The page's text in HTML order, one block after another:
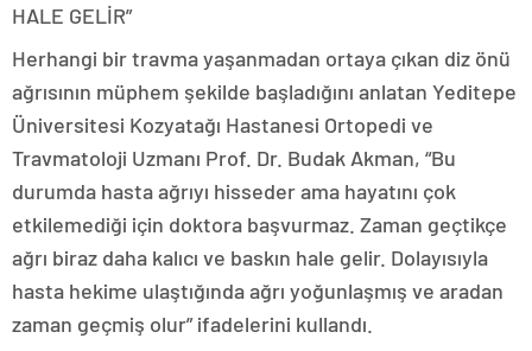
HALE GELİR”
Herhangi bir travma yaşanmadan ortaya çıkan diz önü
ağrısının müphem şekilde başladığını anlatan Yeditepe
Üniversitesi Kozyatağı Hastanesi Ortopedi ve
Travmatoloji Uzmanı Prof. Dr. Budak Akman, “Bu
durumda hasta ağrıyı hisseder ama hayatını çok
etkilemediği için doktora başvurmaz. Zaman geçtikçe
ağrı biraz daha kalıcı ve baskın hale gelir. Dolayısıyla
hasta hekime ulaştığında ağrı yoğunlaşmış ve aradan
zaman geçmiş olur” ifadelerini kullandı.